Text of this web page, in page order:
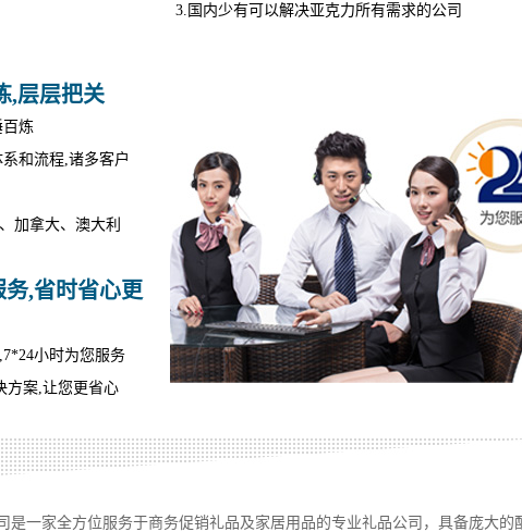
3.国内少有可以解决亚克力所有需求的公司
,层层把关
百炼
和流程,诸多客户
加拿大、澳大利
务,省时省心更
小时为您服务
方案,让您更省心
是一家全方位服务于商务促销礼品及家居用品的专业礼品公司，具备庞大的